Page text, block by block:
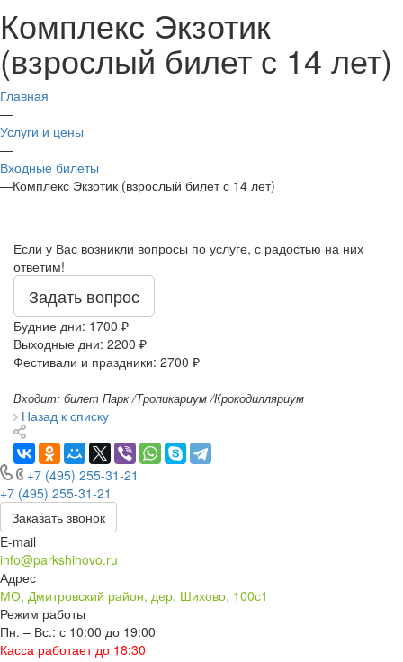
Комплекс Экзотик
(взрослый билет с 14 лет)
Главная
—
Услуги и цены
—
Входные билеты
—Комплекс Экзотик (взрослый билет с 14 лет)
Если у Вас возникли вопросы по услуге, с радостью на них
ответим!
Задать вопрос
Будние дни: 1700 ₽
Выходные дни: 2200 ₽
Фестивали и праздники: 2700 ₽
Входит: билет Парк /Тропикариум /Крокодилляриум
Назад к списку
+7 (495) 255-31-21
+7 (495) 255-31-21
Заказать звонок
E-mail
info@parkshihovo.ru
Адрес
МО, Дмитровский район, дер. Шихово, 100с1
Режим работы
Пн. – Вс.: с 10:00 до 19:00
Касса работает до 18:30